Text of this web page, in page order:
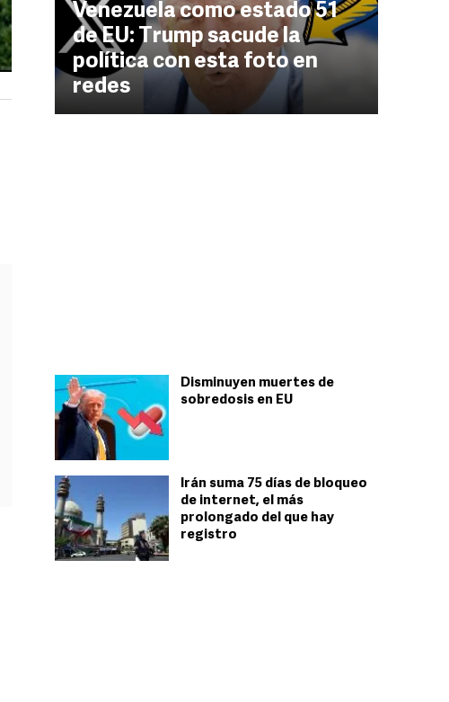
Venezuela como estado 51
de EU: Trump sacude la
política con esta foto en
redes
Disminuyen muertes de
sobredosis en EU
Irán suma 75 días de bloqueo
de internet, el más
prolongado del que hay
registro